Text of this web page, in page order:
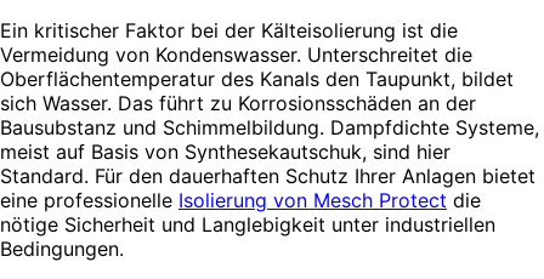
Ein kritischer Faktor bei der Kälteisolierung ist die
Vermeidung von Kondenswasser. Unterschreitet die
Oberflächentemperatur des Kanals den Taupunkt, bildet
sich Wasser. Das führt zu Korrosionsschäden an der
Bausubstanz und Schimmelbildung. Dampfdichte Systeme,
meist auf Basis von Synthesekautschuk, sind hier
Standard. Für den dauerhaften Schutz Ihrer Anlagen bietet
eine professionelle Isolierung von Mesch Protect die
nötige Sicherheit und Langlebigkeit unter industriellen
Bedingungen.